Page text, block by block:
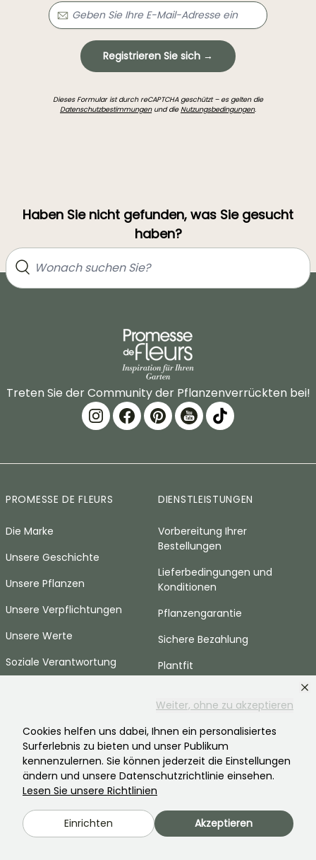
Weiter, ohne zu akzeptieren
Cookies helfen uns dabei, Ihnen ein personalisiertes
Surferlebnis zu bieten und unser Publikum
kennenzulernen. Sie können jederzeit die Einstellungen
ändern und unsere Datenschutzrichtlinie einsehen.
Lesen Sie unsere Richtlinien
Einrichten Akzeptieren
Registrieren Sie sich →
Dieses Formular ist durch reCAPTCHA geschützt – es gelten die
Datenschutzbestimmungenund dieNutzungsbedingungen.
Haben Sie nicht gefunden, was Sie gesucht
haben?
Treten Sie der Community der Pflanzenverrückten bei!
PROMESSE DE FLEURS
Die Marke
Unsere Geschichte
Unsere Pflanzen
Unsere Verpflichtungen
Unsere Werte
Soziale Verantwortung
DIENSTLEISTUNGEN
Vorbereitung Ihrer
Bestellungen
Lieferbedingungen und
Konditionen
Pflanzengarantie
Sichere Bezahlung
Plantfit
Verschwendung
HILFE & KONTAKTE
Häufig gestellte Fragen
Kontaktieren Sie uns